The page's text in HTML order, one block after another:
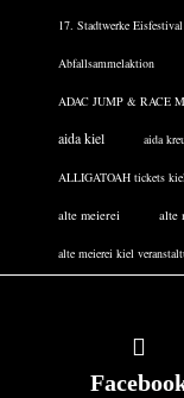
17. Stadtwerke Eisfestival
Abfallsammelaktion
ADAC JUMP & RACE
aida kiel aida
ALLIGATOAH tickets
alte meierei alte
alte meierei kiel